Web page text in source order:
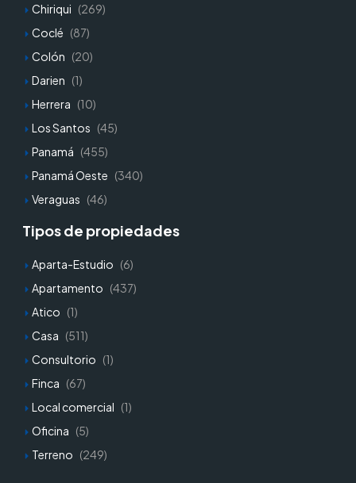
Chiriqui (269)
Coclé (87)
Colón (20)
Darien (1)
Herrera (10)
Los Santos (45)
Panamá (455)
Panamá Oeste (340)
Veraguas (46)
Tipos de propiedades
Aparta-Estudio (6)
Apartamento (437)
Atico (1)
Casa (511)
Consultorio (1)
Finca (67)
Local comercial (1)
Oficina (5)
Terreno (249)